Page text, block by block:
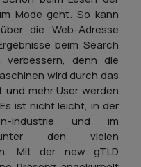
Mode geht. So kann
die Web-Adresse
beim Search
verbessern, denn die
wird durch das
mehr User werden
ist nicht leicht, in der
Industrie und im
unter den vielen
Mit der new gTLD